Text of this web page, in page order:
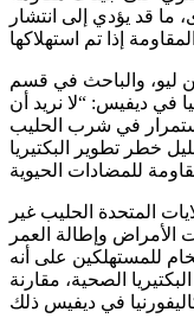
ما قد يؤدي إلى انتشار
ليو، والباحث في قسم
في ديفيس: “لا نريد أن
في شرب الحليب
خطر تطوير البكتيريا
سكان الولايات المتحدة الحليب غير
الأمراض وإطالة العمر
للمستهلكين على أنه
الصحية، مقارنة